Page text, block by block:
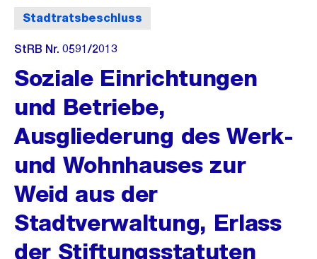
Stadtratsbeschluss
StRB Nr. 0591/2013
Soziale Einrichtungen
und Betriebe,
Ausgliederung des Werk-
und Wohnhauses zur
Weid aus der
Stadtverwaltung, Erlass
der Stiftungsstatuten